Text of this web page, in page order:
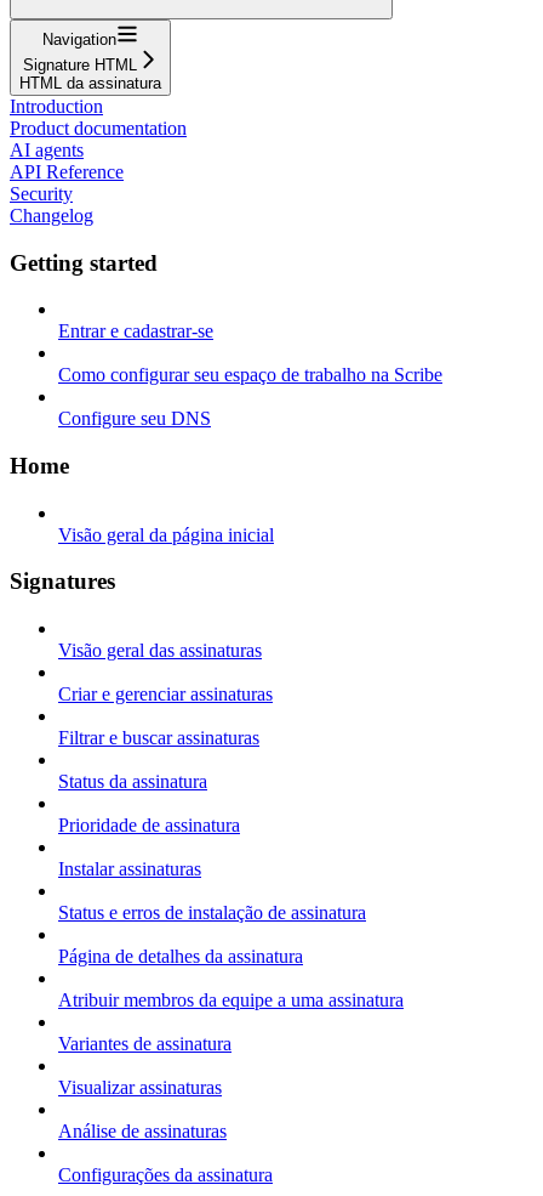
Navigation
Signature HTML
HTML da assinatura
Introduction
Product documentation
AI agents
API Reference
Security
Changelog
Getting started
Entrar e cadastrar-se
Como configurar seu espaço de trabalho na Scribe
Configure seu DNS
Home
Visão geral da página inicial
Signatures
Visão geral das assinaturas
Criar e gerenciar assinaturas
Filtrar e buscar assinaturas
Status da assinatura
Prioridade de assinatura
Instalar assinaturas
Status e erros de instalação de assinatura
Página de detalhes da assinatura
Atribuir membros da equipe a uma assinatura
Variantes de assinatura
Visualizar assinaturas
Análise de assinaturas
Configurações da assinatura